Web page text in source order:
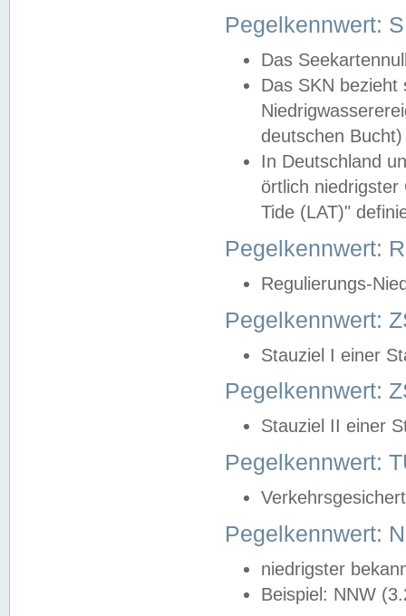
Pegelkennwert:
Das
Das SKN
deutschen
In Deutschland
örtlich
Tide (LAT)"
Pegelkennwert:
Regulierungs-
Pegelkennwert:
Stauziel I einer
Pegelkennwert:
Stauziel II einer
Pegelkennwert:
Pegelkennwert:
niedrigster
Beispiel: NNW